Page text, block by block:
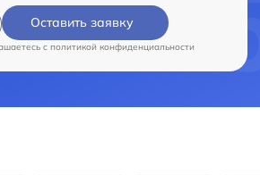
Оставить заявку
c политикой конфиденциальности